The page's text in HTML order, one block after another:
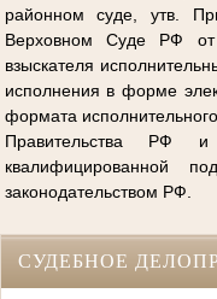
районном суде, утв.
Верховном Суде РФ
взыскателя
исполнения в форме
формата
Правительства РФ и
квалифицированной
законодательством РФ.
СУДЕБНОЕ